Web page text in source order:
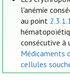
l'anémie
au point
consécutive à
Médicaments
cellules